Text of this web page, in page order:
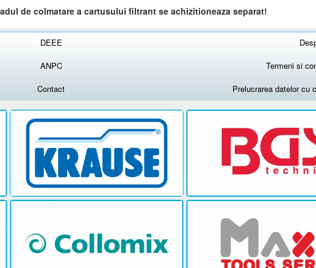
de colmatare a cartusului filtrant se achizitioneaza separat!
DEEE
ANPC
Termeni si
Contact
Prelucrarea datelor cu